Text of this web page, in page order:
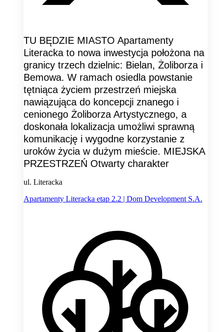
TU BĘDZIE MIASTO Apartamenty
Literacka to nowa inwestycja położona na
granicy trzech dzielnic: Bielan, Żoliborza i
Bemowa. W ramach osiedla powstanie
tętniąca życiem przestrzeń miejska
nawiązująca do koncepcji znanego i
cenionego Żoliborza Artystycznego, a
doskonała lokalizacja umożliwi sprawną
komunikację i wygodne korzystanie z
uroków życia w dużym mieście. MIEJSKA
PRZESTRZEŃ Otwarty charakter
ul. Literacka
Apartamenty Literacka etap 2.2 | Dom Development S.A.